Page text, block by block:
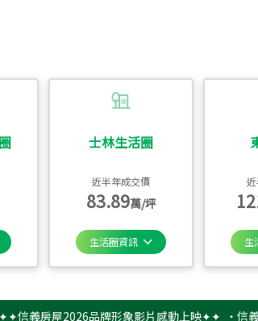
士林生活圈
近半年成交價
83.89萬/坪
生活圈資訊 生
屋2026品牌形象影片感動上映✦✦ ‧信義房屋聲